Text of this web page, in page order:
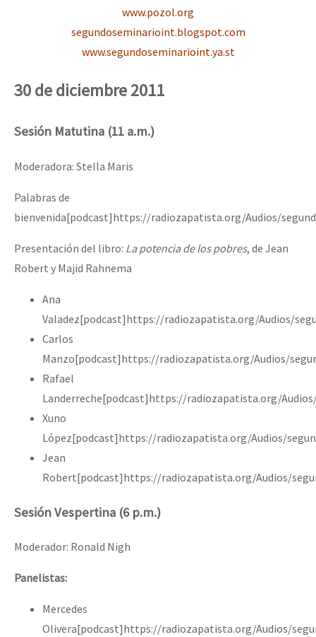
www.pozol.org
segundoseminarioint.blogspot.com
www.segundoseminarioint.ya.st
30 de diciembre 2011
Sesión Matutina (11 a.m.)
Moderadora: Stella Maris
Palabras de
bienvenida[podcast]https://radiozapatista.org/Audios/
Presentación del libro: La potencia de los pobres, de Jean
Robert y Majid Rahnema
Ana
Valadez[podcast]https://radiozapatista.org/Audios/
Carlos
Manzo[podcast]https://radiozapatista.org/Audios/
Rafael
Landerreche[podcast]https://radiozapatista.org/
Xuno
López[podcast]https://radiozapatista.org/Audios/
Jean
Robert[podcast]https://radiozapatista.org/Audios/
Sesión Vespertina (6 p.m.)
Moderador: Ronald Nigh
Panelistas:
Mercedes
Olivera[podcast]https://radiozapatista.org/Audios/